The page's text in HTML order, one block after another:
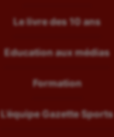
Le livre des 10 ans
Education aux médias
Formation
L’équipe Gazette Sports